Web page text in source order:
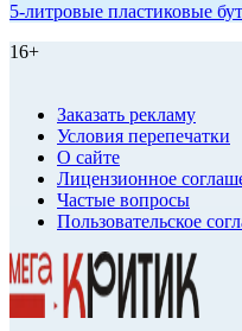
5-литровые пластиковые
16+
Заказать рекламу
Условия перепечатки
О сайте
Лицензионное
Частые вопросы
Пользовательское